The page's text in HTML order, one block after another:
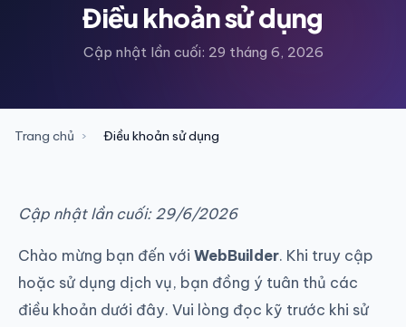
Điều khoản sử dụng
Cập nhật lần cuối: 29 tháng 6, 2026
Trang chủ › Điều khoản sử dụng
Cập nhật lần cuối: 29/6/2026
Chào mừng bạn đến với WebBuilder. Khi truy cập
hoặc sử dụng dịch vụ, bạn đồng ý tuân thủ các
điều khoản dưới đây. Vui lòng đọc kỹ trước khi sử